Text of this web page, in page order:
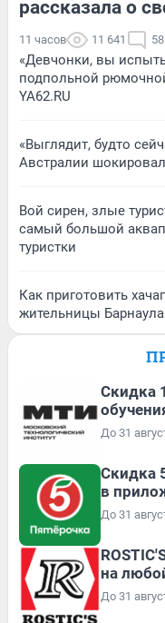
рассказала о
11 часов 11 641 58
«Девчонки, вы
подпольной
YA62.RU
«Выглядит, будто
Австралии
Вой сирен, злые
самый большой
туристки
Как приготовить
жительницы Барнаула
Скидка
До 31
Скидка
в
До 31
на
До 31